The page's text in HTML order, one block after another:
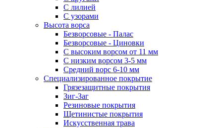
С лилией
С узорами
Высота ворса
Безворсовые - Палас
Безворсовые - Циновки
С высоким ворсом от 11 мм
С низким ворсом 3-5 мм
Средний ворс 6-10 мм
Специализированное покрытие
Грязезащитные покрытия
Зиг-Заг
Резиновые покрытия
Щетинистые покрытия
Искусственная трава